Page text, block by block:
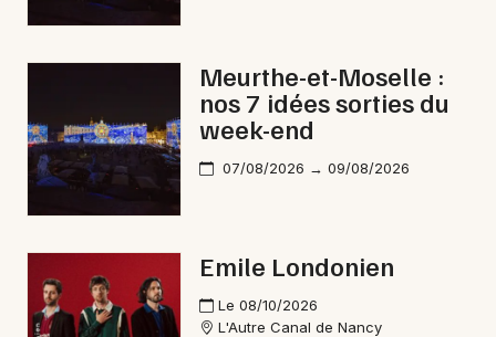
Meurthe-et-Moselle :
nos 7 idées sorties du
week-end
07/08/2026 → 09/08/2026
Emile Londonien
Le 08/10/2026
L'Autre Canal de Nancy